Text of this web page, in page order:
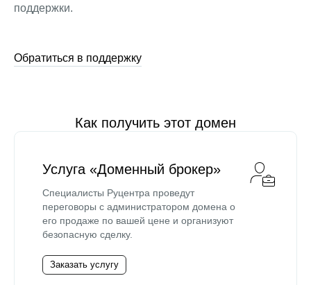
поддержки.
Обратиться в поддержку
Как получить этот домен
Услуга «Доменный брокер»
Специалисты Руцентра проведут
переговоры с администратором домена о
его продаже по вашей цене и организуют
безопасную сделку.
Заказать услугу